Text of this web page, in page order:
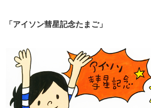
「アイソン彗星記念たまご」